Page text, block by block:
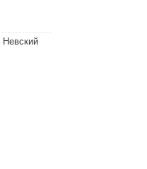
Невский